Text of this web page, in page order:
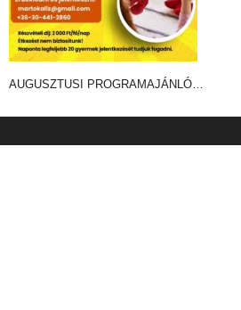
AUGUSZTUSI PROGRAMAJÁNLÓ…